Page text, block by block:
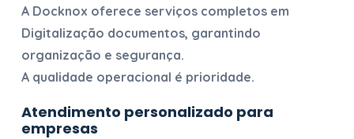
A Docknox oferece serviços completos em
Digitalização documentos, garantindo
organização e segurança.
A qualidade operacional é prioridade.
Atendimento personalizado para
empresas